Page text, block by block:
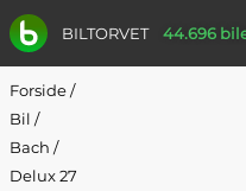
BILTORVET 44.696
Forside/
Bil /
Bach /
Delux 27